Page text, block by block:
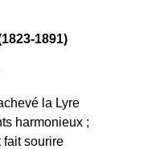
1891)
la Lyre
harmonieux ;
fait sourire